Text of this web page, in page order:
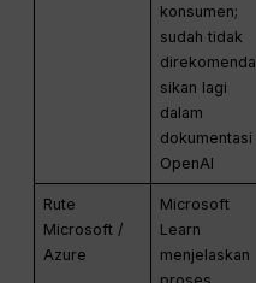
konsumen;
sudah tidak
direkomenda
sikan lagi
dalam
dokumentasi
OpenAI
Rute
Microsoft /
Azure
Microsoft
Learn
menjelaskan